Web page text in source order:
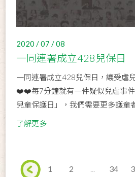
2020 / 07 / 08
一同連署成立428兒保日
一同連署成立428兒保日，讓受虐
❤️❤️每7分鐘就有一件疑似兒虐事
兒童保護日」，我們需要更多護童
了解更多
1 2 34